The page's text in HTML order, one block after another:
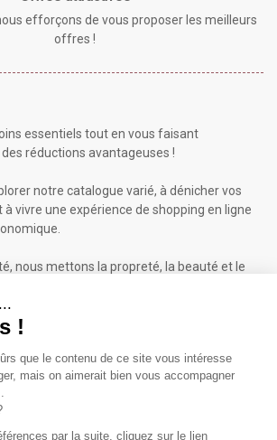
efforçons de vous proposer les meilleurs
offres !
essentiels tout en vous faisant
réductions avantageuses !
notre catalogue varié, à dénicher vos
vivre une expérience de shopping en ligne
nous mettons la propreté, la beauté et le
de vente (CGV)